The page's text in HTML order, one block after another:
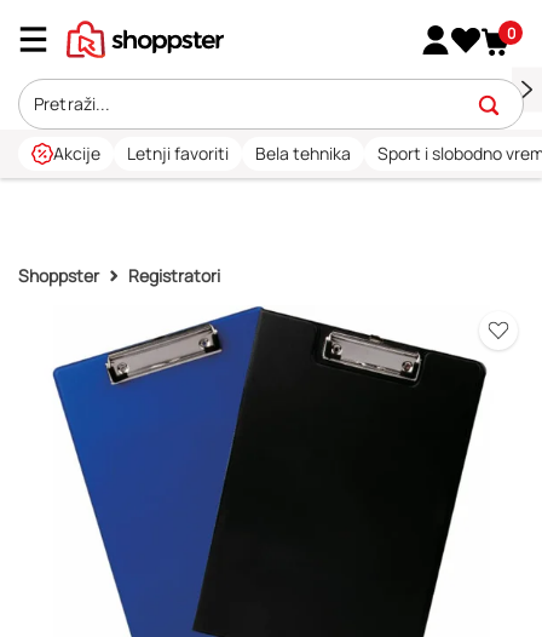
0
Akcije Letnji favoriti Bela tehnika Sport i slobodno
Shoppster Registratori